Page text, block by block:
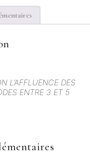
L’AFFLUENCE DES
ENTRE 3 ET 5